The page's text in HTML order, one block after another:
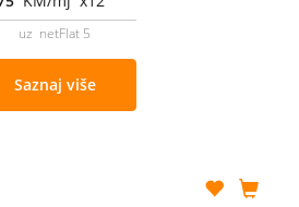
uz netFlat 5
Saznaj više